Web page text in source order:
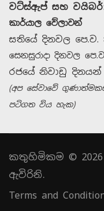
වට්ස්ඇප් සහ
කාර්යාල වේලාවන්
සතියේ දිනවල පෙ.ව.
සෙනසුරාදා දිනවල
රජයේ නිවාඩු
(අප සේවාවේ
පටිගත විය හැක)
කතුහිමිකම ©
ඇවිරිනි.
Terms and